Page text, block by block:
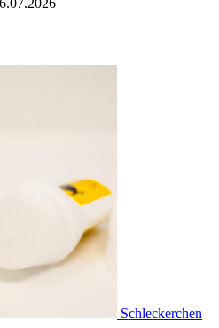
16.07.2026
Schleckerchen